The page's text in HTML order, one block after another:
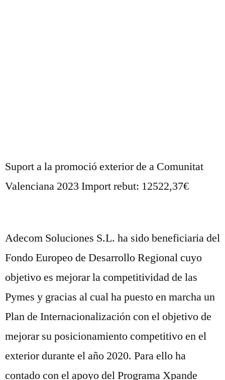
Suport a la promoció exterior de a Comunitat
Valenciana 2023 Import rebut: 12522,37€
Adecom Soluciones S.L. ha sido beneficiaria del
Fondo Europeo de Desarrollo Regional cuyo
objetivo es mejorar la competitividad de las
Pymes y gracias al cual ha puesto en marcha un
Plan de Internacionalización con el objetivo de
mejorar su posicionamiento competitivo en el
exterior durante el año 2020. Para ello ha
contado con el apoyo del Programa Xpande